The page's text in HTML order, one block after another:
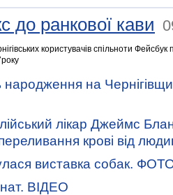
до ранкової кави
користувачів спільноти Фейсбук
на
лікар Джеймс
переливання крові від
виставка собак.
ВІДЕО